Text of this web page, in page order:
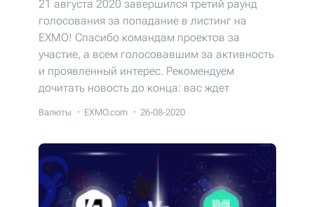
21 августа 2020 завершился третий раунд
голосования за попадание в листинг на
EXMO! Спасибо командам проектов за
участие, а всем голосовавшим за активность
и проявленный интерес. Рекомендуем
дочитать новость до конца: вас ждет
Валюты EXMO.com 26-08-2020